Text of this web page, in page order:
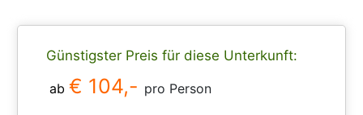
Günstigster Preis für diese Unterkunft:
ab € 104,- pro Person